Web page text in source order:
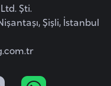
Şti.
Şişli, İstanbul